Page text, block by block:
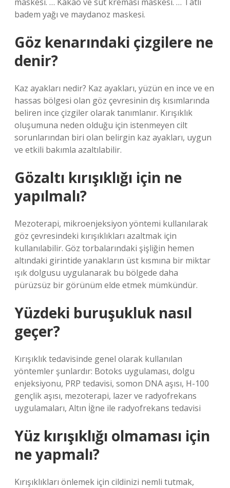
badem yağı ve maydanoz maskesi.
Göz kenarındaki çizgilere ne
denir?
Kaz ayakları nedir? Kaz ayakları, yüzün en ince ve en
hassas bölgesi olan göz çevresinin dış kısımlarında
beliren ince çizgiler olarak tanımlanır. Kırışıklık
oluşumuna neden olduğu için istenmeyen cilt
sorunlarından biri olan belirgin kaz ayakları, uygun
ve etkili bakımla azaltılabilir.
Gözaltı kırışıklığı için ne
yapılmalı?
Mezoterapi, mikroenjeksiyon yöntemi kullanılarak
göz çevresindeki kırışıklıkları azaltmak için
kullanılabilir. Göz torbalarındaki şişliğin hemen
altındaki girintide yanakların üst kısmına bir miktar
ışık dolgusu uygulanarak bu bölgede daha
pürüzsüz bir görünüm elde etmek mümkündür.
Yüzdeki buruşukluk nasıl
geçer?
Kırışıklık tedavisinde genel olarak kullanılan
yöntemler şunlardır: Botoks uygulaması, dolgu
enjeksiyonu, PRP tedavisi, somon DNA aşısı, H-100
gençlik aşısı, mezoterapi, lazer ve radyofrekans
uygulamaları, Altın İğne ile radyofrekans tedavisi
Yüz kırışıklığı olmaması için
ne yapmalı?
Kırışıklıkları önlemek için cildinizi nemli tutmak,